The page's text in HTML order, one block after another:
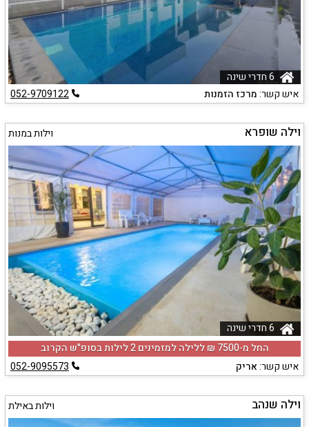
איש קשר:מרכז הזמנות 052-9709122
וילה שופרא וילות במנות
החל מ-‏7500 ₪ ללילה למזמינים 2 לילות בסופ"ש הקרוב
איש קשר:אריק 052-9095573
וילה שנהב וילות באילת